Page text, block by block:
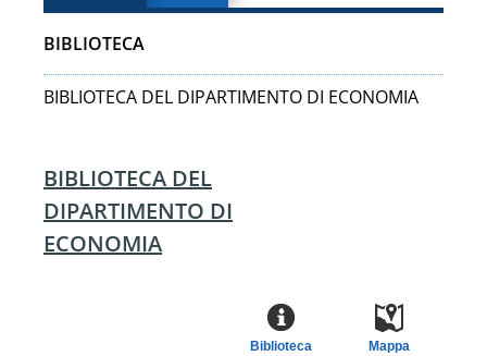
BIBLIOTECA
BIBLIOTECA DEL DIPARTIMENTO DI ECONOMIA
BIBLIOTECA DEL
DIPARTIMENTO DI
ECONOMIA
Mappa
Biblioteca